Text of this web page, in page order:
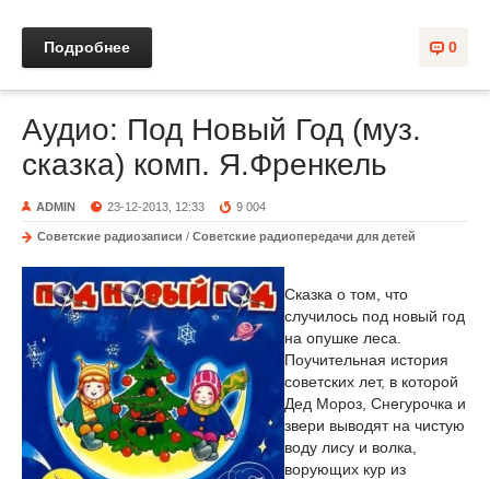
0
Подробнее
Аудио: Под Новый Год (муз.
сказка) комп. Я.Френкель
ADMIN 23-12-2013, 12:33 9 004
Советские радиозаписи / Советские радиопередачи для детей
Сказка о том, что
случилось под новый год
на опушке леса.
Поучительная история
советских лет, в которой
Дед Мороз, Снегурочка и
звери выводят на чистую
воду лису и волка,
ворующих кур из